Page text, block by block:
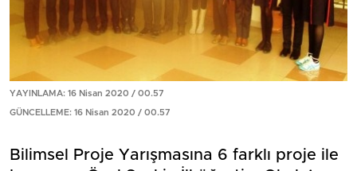
YAYINLAMA: 16 Nisan 2020 / 00.57
GÜNCELLEME: 16 Nisan 2020 / 00.57
Bilimsel Proje Yarışmasına 6 farklı proje ile